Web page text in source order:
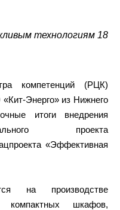
технологиям 18
компетенций (РЦК)
Энерго» из Нижнего
итоги внедрения
проекта
«Эффективная
на производстве
компактных шкафов,